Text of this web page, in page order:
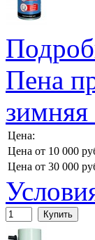
Пена
Цена:
Цена от 10 000
Цена от 30 000
Купить